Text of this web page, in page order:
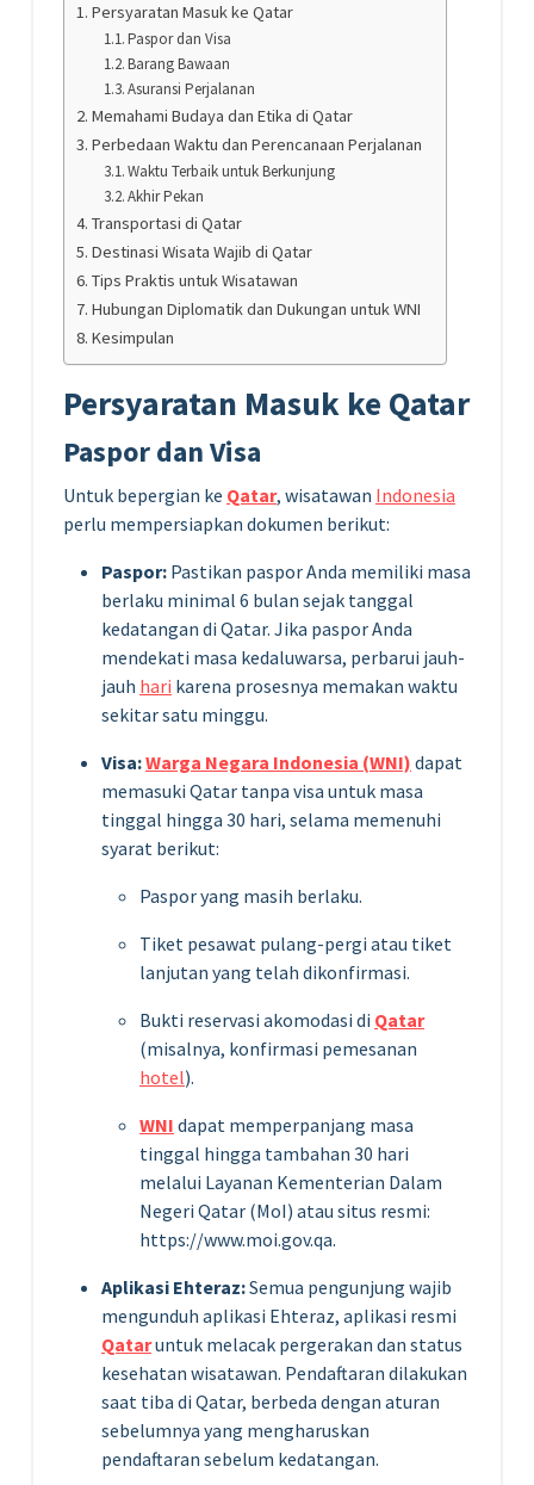
Persyaratan Masuk ke Qatar
Paspor dan Visa
Barang Bawaan
Asuransi Perjalanan
Memahami Budaya dan Etika di Qatar
Perbedaan Waktu dan Perencanaan Perjalanan
Waktu Terbaik untuk Berkunjung
Akhir Pekan
Transportasi di Qatar
Destinasi Wisata Wajib di Qatar
Tips Praktis untuk Wisatawan
Hubungan Diplomatik dan Dukungan untuk WNI
Kesimpulan
Persyaratan Masuk ke Qatar
Paspor dan Visa
Untuk bepergian ke Qatar, wisatawan Indonesia
perlu mempersiapkan dokumen berikut:
Paspor: Pastikan paspor Anda memiliki masa
berlaku minimal 6 bulan sejak tanggal
kedatangan di Qatar. Jika paspor Anda
mendekati masa kedaluwarsa, perbarui jauh-
jauh hari karena prosesnya memakan waktu
sekitar satu minggu.
Visa:Warga Negara Indonesia (WNI) dapat
memasuki Qatar tanpa visa untuk masa
tinggal hingga 30 hari, selama memenuhi
syarat berikut:
Paspor yang masih berlaku.
Tiket pesawat pulang-pergi atau tiket
lanjutan yang telah dikonfirmasi.
Bukti reservasi akomodasi di Qatar
(misalnya, konfirmasi pemesanan
hotel).
WNI dapat memperpanjang masa
tinggal hingga tambahan 30 hari
melalui Layanan Kementerian Dalam
Negeri Qatar (MoI) atau situs resmi:
https://www.moi.gov.qa.
Aplikasi Ehteraz:Semua pengunjung wajib
mengunduh aplikasi Ehteraz, aplikasi resmi
Qataruntuk melacak pergerakan dan status
kesehatan wisatawan. Pendaftaran dilakukan
saat tiba di Qatar, berbeda dengan aturan
sebelumnya yang mengharuskan
pendaftaran sebelum kedatangan.